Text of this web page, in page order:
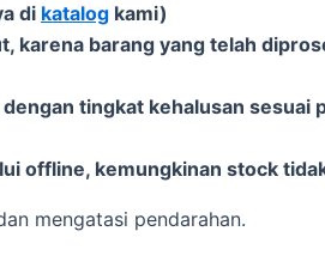
di katalog kami)
karena barang yang telah
tingkat kehalusan sesuai
offline, kemungkinan stock
mengatasi pendarahan.